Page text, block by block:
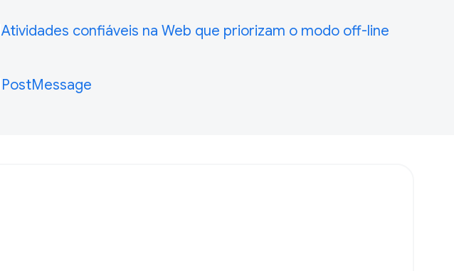
Atividades confiáveis na Web que priorizam o modo off-line
PostMessage